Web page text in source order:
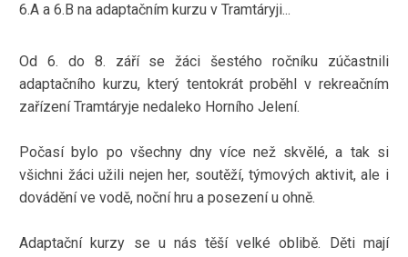
6.A a 6.B na adaptačním kurzu v Tramtáryji...
Od 6. do 8. září se žáci šestého ročníku zúčastnili
adaptačního kurzu, který tentokrát proběhl v rekreačním
zařízení Tramtáryje nedaleko Horního Jelení.
Počasí bylo po všechny dny více než skvělé, a tak si
všichni žáci užili nejen her, soutěží, týmových aktivit, ale i
dovádění ve vodě, noční hru a posezení u ohně.
Adaptační kurzy se u nás těší velké oblibě. Děti mají